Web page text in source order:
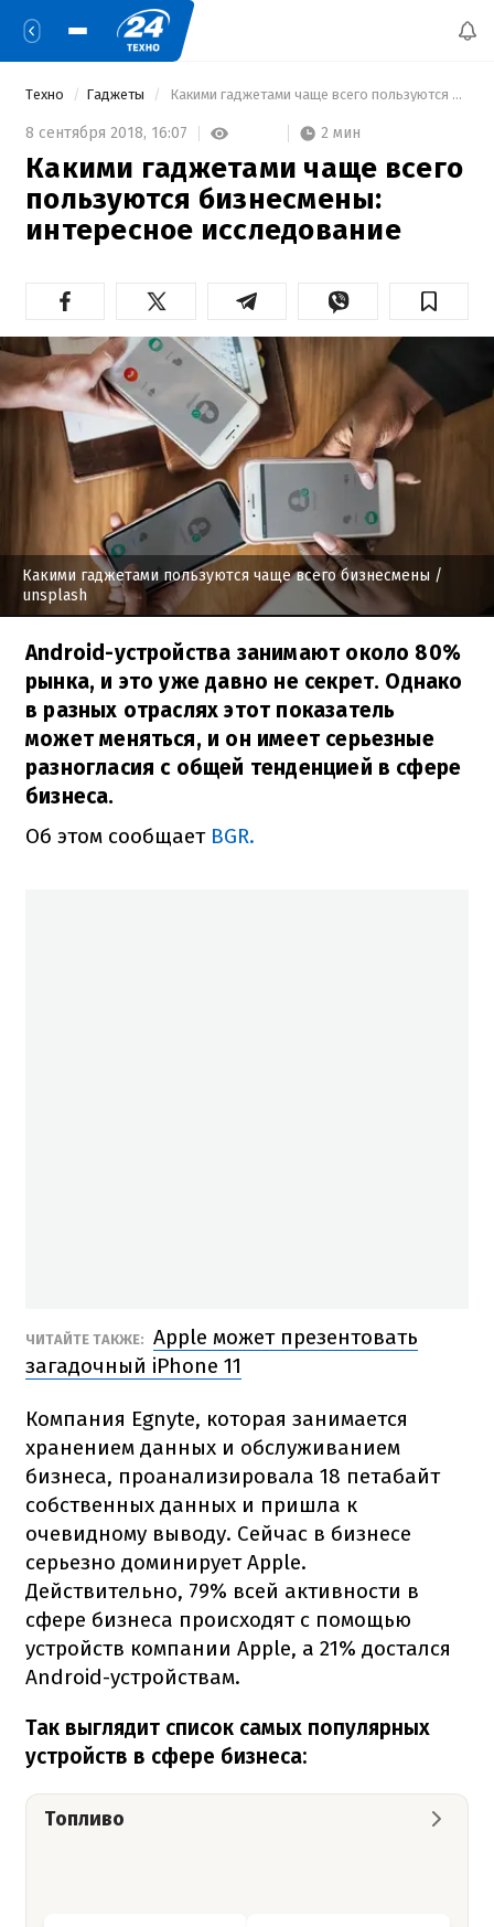
Техно Гаджеты Какими гаджетами чаще всего пользуются бизнесмены: интересное исследование
8 сентября 2018, 16:07 2 мин
Какими гаджетами чаще всего
пользуются бизнесмены:
интересное исследование
Какими гаджетами пользуются чаще всего бизнесмены /
unsplash
Android-устройства занимают около 80%
рынка, и это уже давно не секрет. Однако
в разных отраслях этот показатель
может меняться, и он имеет серьезные
разногласия с общей тенденцией в сфере
бизнеса.
Об этом сообщает BGR.
ЧИТАЙТЕ ТАКЖЕ: Apple может презентовать
загадочный iPhone 11
Компания Egnyte, которая занимается
хранением данных и обслуживанием
бизнеса, проанализировала 18 петабайт
собственных данных и пришла к
очевидному выводу. Сейчас в бизнесе
серьезно доминирует Apple.
Действительно, 79% всей активности в
сфере бизнеса происходят с помощью
устройств компании Apple, а 21% достался
Android-устройствам.
Так выглядит список самых популярных
устройств в сфере бизнеса:
Топливо